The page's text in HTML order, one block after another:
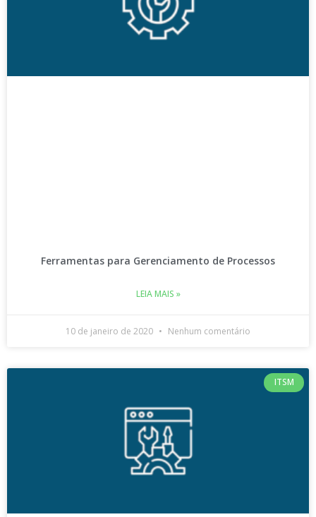
Ferramentas para Gerenciamento de Processos
LEIA MAIS »
10 de janeiro de 2020 Nenhum comentário
ITSM